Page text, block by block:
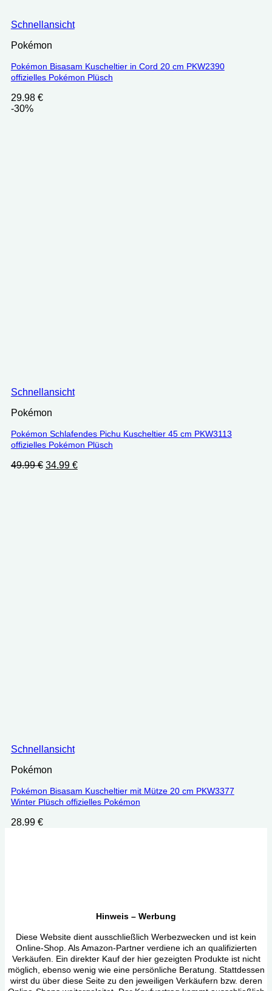
Schnellansicht
Pokémon
Pokémon Bisasam Kuscheltier in Cord 20 cm PKW2390
offizielles Pokémon Plüsch
29.98 €
-30%
Schnellansicht
Pokémon
Pokémon Schlafendes Pichu Kuscheltier 45 cm PKW3113
offizielles Pokémon Plüsch
49.99€ Ursprünglicher
34.99 €Aktueller
Schnellansicht
Pokémon
Pokémon Bisasam Kuscheltier mit Mütze 20 cm PKW3377
Winter Plüsch offizielles Pokémon
28.99 €
Hinweis – Werbung
Diese Website dient ausschließlich Werbezwecken und ist kein
Online-Shop. Als Amazon-Partner verdiene ich an qualifizierten
Verkäufen. Ein direkter Kauf der hier gezeigten Produkte ist nicht
möglich, ebenso wenig wie eine persönliche Beratung. Stattdessen
wirst du über diese Seite zu den jeweiligen Verkäufern bzw. deren